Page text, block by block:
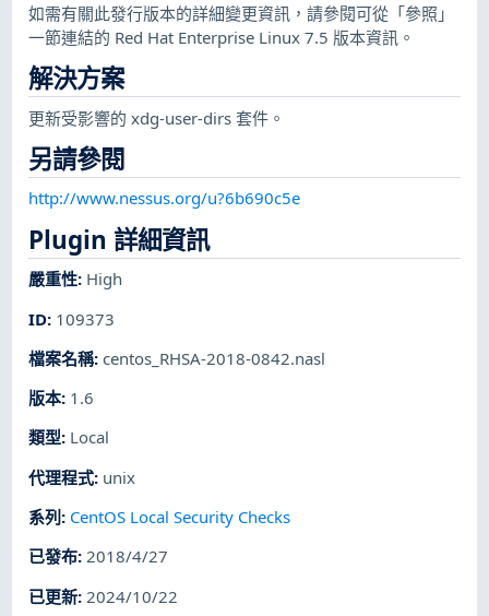
如需有關此發行版本的詳細變更資訊，請參閱可從「參照」
一節連結的 Red Hat Enterprise Linux 7.5 版本資訊。
解決方案
更新受影響的 xdg-user-dirs 套件。
另請參閱
http://www.nessus.org/u?6b690c5e
Plugin 詳細資訊
嚴重性: High
ID: 109373
檔案名稱:centos_RHSA-2018-0842.nasl
版本: 1.6
類型: Local
代理程式: unix
系列 : CentOS Local Security Checks
已發布:2018/4/27
已更新: 2024/10/22